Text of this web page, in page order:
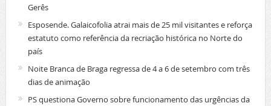
Gerês
Esposende. Galaicofolia atrai mais de 25 mil visitantes e reforça
estatuto como referência da recriação histórica no Norte do
país
Noite Branca de Braga regressa de 4 a 6 de setembro com três
dias de animação
PS questiona Governo sobre funcionamento das urgências da